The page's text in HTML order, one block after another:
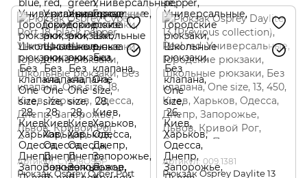
Артикул: CYP18OSBP
Рюкзак Osprey Cyber Port
Артикул: 009.1381
Рюкзак Osprey Daylite 13